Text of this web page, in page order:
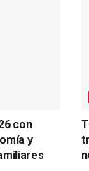
con
y